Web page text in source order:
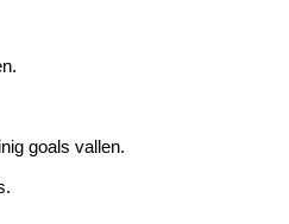
goals vallen.